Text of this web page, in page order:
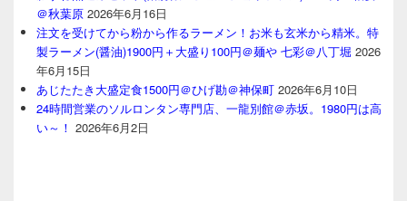
＠秋葉原 2026年6月16日
注文を受けてから粉から作るラーメン！お米も玄米から精米。特
製ラーメン(醤油)1900円＋大盛り100円＠麺や 七彩＠八丁堀 2026
年6月15日
あじたたき大盛定食1500円＠ひげ勘＠神保町 2026年6月10日
24時間営業のソルロンタン専門店、一龍別館＠赤坂。1980円は高
い～！ 2026年6月2日